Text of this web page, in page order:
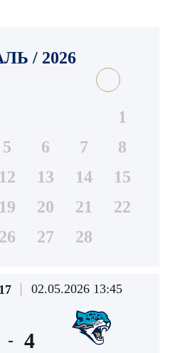
/ 2026
1
5 6 7
8
12 13 14
15
19 20 21
22
26 27 28
02.05.2026 13:45
- 4